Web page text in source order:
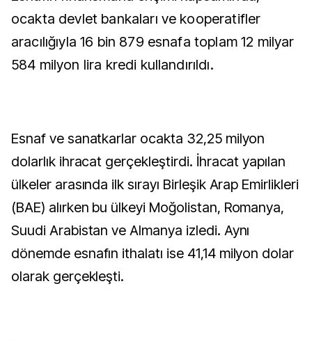
ocakta devlet bankaları ve kooperatifler
aracılığıyla 16 bin 879 esnafa toplam 12 milyar
584 milyon lira kredi kullandırıldı.
Esnaf ve sanatkarlar ocakta 32,25 milyon
dolarlık ihracat gerçekleştirdi. İhracat yapılan
ülkeler arasında ilk sırayı Birleşik Arap Emirlikleri
(BAE) alırken bu ülkeyi Moğolistan, Romanya,
Suudi Arabistan ve Almanya izledi. Aynı
dönemde esnafın ithalatı ise 41,14 milyon dolar
olarak gerçekleşti.